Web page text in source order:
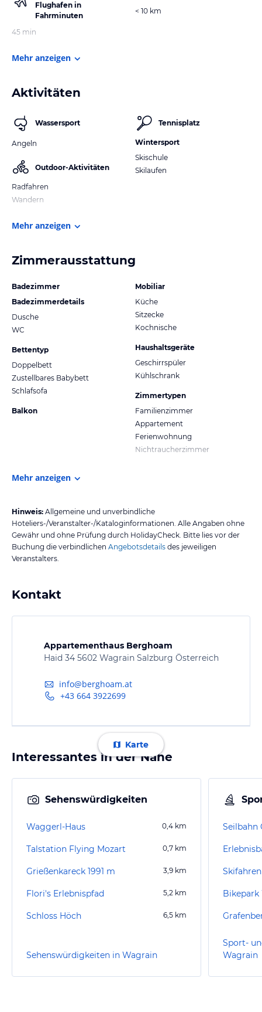
Flughafen in
Fahrminuten
45 min
< 10 km
Mehr anzeigen
Aktivitäten
Wassersport
Angeln
Outdoor-Aktivitäten
Radfahren
Wandern
Tennisplatz
Wintersport
Skischule
Skilaufen
Mehr anzeigen
Zimmerausstattung
Badezimmer
Badezimmerdetails
Dusche
WC
Bettentyp
Doppelbett
Zustellbares Babybett
Schlafsofa
Balkon
Mobiliar
Küche
Sitzecke
Kochnische
Haushaltsgeräte
Geschirrspüler
Kühlschrank
Zimmertypen
Familienzimmer
Appartement
Ferienwohnung
Nichtraucherzimmer
Mehr anzeigen
Hinweis: Allgemeine und unverbindliche
Hoteliers-/Veranstalter-/Kataloginformationen. Alle Angaben ohne
Gewähr und ohne Prüfung durch HolidayCheck. Bitte lies vor der
Buchung die verbindlichen Angebotsdetails des jeweiligen
Veranstalters.
Kontakt
Appartementhaus Berghoam
Haid 34 5602 Wagrain Salzburg Österreich
info@berghoam.at
+43 664 3922699
Karte
Interessantes in der Nähe
Sehenswürdigkeiten
Waggerl-Haus 0,4 km
Talstation Flying Mozart 0,7 km
Grießenkareck 1991 m 3,9 km
Flori's Erlebnispfad 5,2 km
Schloss Höch 6,5 km
Sehenswürdigkeiten in Wagrain
Seilbahn
Skifahren
Bikepark
Sport-
Wagrain